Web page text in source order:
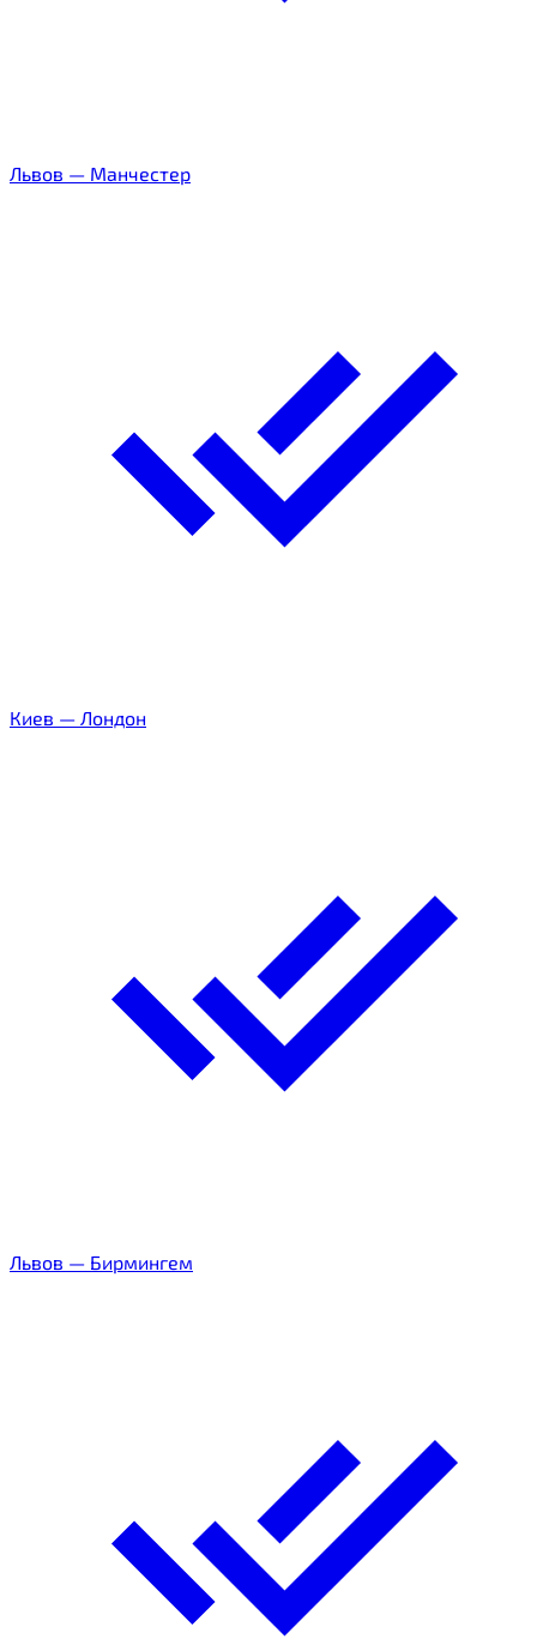
Львов — Манчестер
Киев — Лондон
Львов — Бирмингем